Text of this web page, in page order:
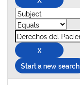
Start a new search